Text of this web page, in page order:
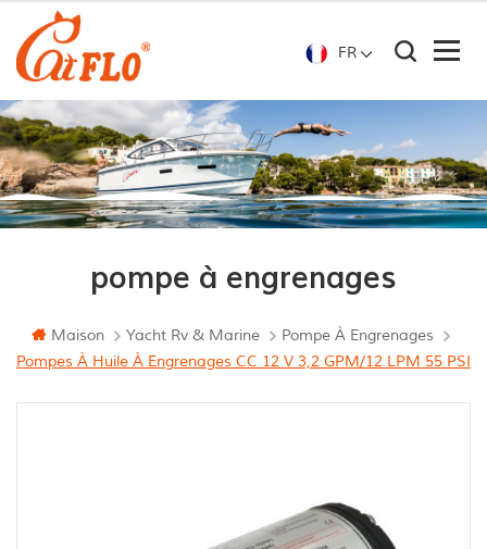
FR
pompe à engrenages
Maison Yacht Rv & Marine
Pompe À Engrenages
Pompes À Huile À Engrenages CC 12 V 3,2 GPM/12 LPM 55 PSI